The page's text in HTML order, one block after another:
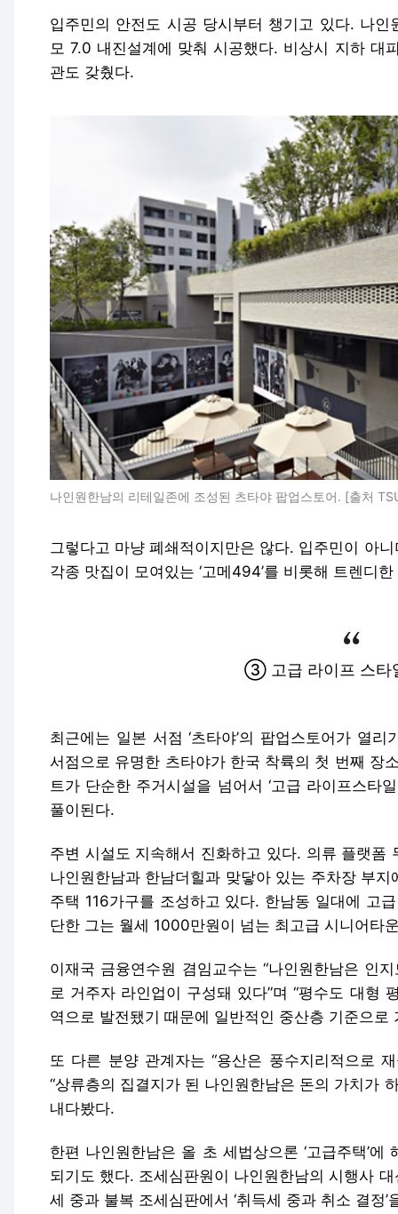
입주민의 안전도 시공 당시부터 챙기고 있다. 나
모 7.0 내진설계에 맞춰 시공했다. 비상시 지하 대
관도 갖췄다.
나인원한남의 리테일존에 조성된 츠타야 팝업스토어. [출처
그렇다고 마냥 폐쇄적이지만은 않다. 입주민이 아
각종 맛집이 모여있는 ‘고메494’를 비롯해 트렌디
③ 고급 라이프 스타
최근에는 일본 서점 ‘츠타야’의 팝업스토어가 열
서점으로 유명한 츠타야가 한국 착륙의 첫 번째 장
트가 단순한 주거시설을 넘어서 ‘고급 라이프스타
풀이된다.
주변 시설도 지속해서 진화하고 있다. 의류 플랫폼
나인원한남과 한남더힐과 맞닿아 있는 주차장 부
주택 116가구를 조성하고 있다. 한남동 일대에 고
단한 그는 월세 1000만원이 넘는 최고급 시니어타
이재국 금융연수원 겸임교수는 “나인원한남은 인
로 거주자 라인업이 구성돼 있다”며 “평수도 대형
역으로 발전됐기 때문에 일반적인 중산층 기준으로
또 다른 분양 관계자는 “용산은 풍수지리적으로
“상류층의 집결지가 된 나인원한남은 돈의 가치가
내다봤다.
한편 나인원한남은 올 초 세법상으론 ‘고급주택’
되기도 했다. 조세심판원이 나인원한남의 시행사
세 중과 불복 조세심판에서 ‘취득세 중과 취소 결정’